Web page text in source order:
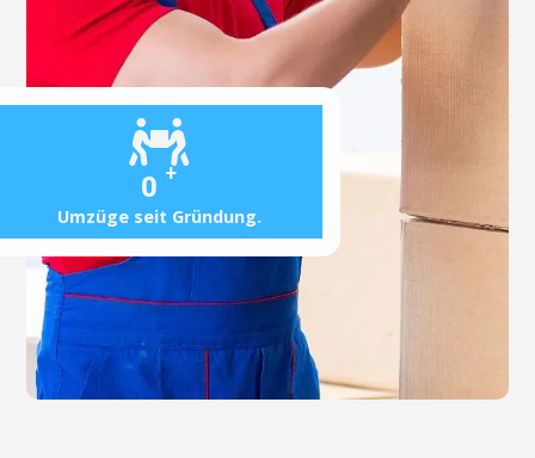
0 +
Umzüge seit Gründung.